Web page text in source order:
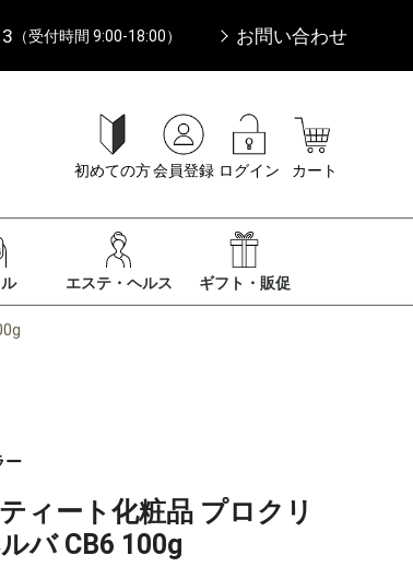
（受付時間 9:00-18:00） お問い合わせ
初めての方会員登録 ログイン カート
エステ・ヘルス ギフト・販促
ー
ィート化粧品 プロクリ
バ CB6 100g